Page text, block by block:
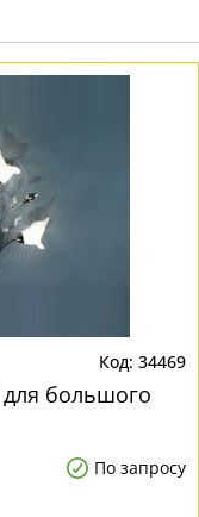
34469
для большого
По запросу